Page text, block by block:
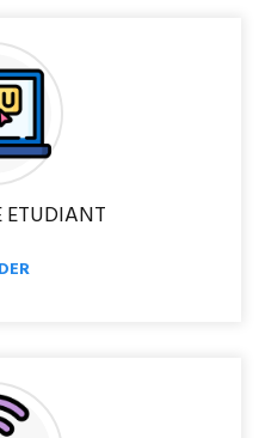
ETUDIANT